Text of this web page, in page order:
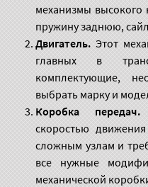
механизмы высокого
пружину заднюю,
Двигатель. Этот
главных в
комплектующие,
выбрать марку и
Коробка передач.
скоростью
сложным узлам и
все нужные
механической